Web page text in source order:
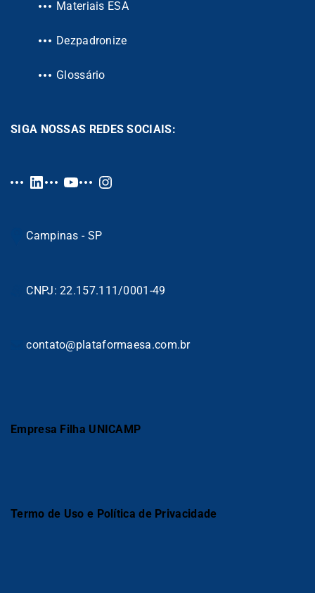
Materiais ESA
Dezpadronize
Glossário
SIGA NOSSAS REDES SOCIAIS:
Campinas - SP
CNPJ: 22.157.111/0001-49
contato@plataformaesa.com.br
Empresa Filha UNICAMP
Termo de Uso e Política de Privacidade